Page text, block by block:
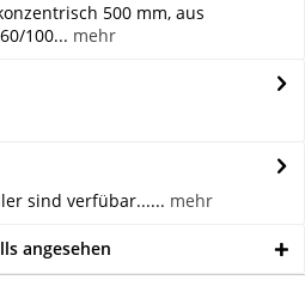
500 mm, aus
100... mehr
sind verfübar...... mehr
angesehen